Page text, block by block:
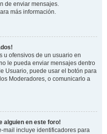
de enviar mensajes.
más información.
u ofensivos de un usuario en
le pueda enviar mensajes dentro
Usuario, puede usar el botón para
Moderadores, o comunicarlo a
alguien en este foro!
mail incluye identificadores para